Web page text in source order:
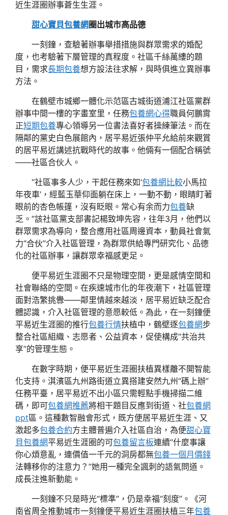
近生涯圈辦事蒼生生涯。
甜心寶貝包養網 圈出城市高品德
一刻鐘，查驗著辦事舉措措施與群眾需求的婚配
度，也考驗著下層管理的真程度。社區千絲萬縷的題
目，需求長期包養想方設法往求解，與時俱進立異辦事
方法。
在鶴壁市城鄉一體化示范區古城街道浦江社區黨群
辦事中間一樓的字畫室里，任務包養網心得職員何鵬霄
正短期包養專心領導另一位書法喜好者操練筆法。而在
隔鄰的黨史白色展館內，居平易近張仲平允給前來觀賞
的居平易近講述抗戰時代的故事。他倆有一個配合稱號
——社區合伙人。
“社區事多人少，干起任務來如‘包養網比較小馬拉
年夜車’，經藍玉華仰面躺在床上，一動不動，眼睛盯著
眼前的杏色帳篷，沒有眨眼。常心有余而力包養缺
乏。”該社區黨支部書記楊致坤先容，往年3月，他們以
群眾需求為導向，整合應用社區周邊資本，動員社會氣
力“合伙”介入社區管理，為群眾供給專門研究化、品德
化的社區辦事，讓群眾幸福感更足。
便平易近生涯圈不只是物理空間，更是感情空間和
社會聯絡的空間。在疾速城市化的年夜潮下，社區管理
面對浩繁挑釁——鄰里情越來越淡，居平易近缺乏配合
體認識，介入社區管理的意愿較低。為此，在一刻鐘便
平易近生涯圈的推行包養行情扶植中，鶴壁逐包養網步
整合社區組織、志愿者、公益資本，促使構成“共治共
享”的管理生態。
在數字時期，便平易近生涯圈扶植異樣離不開智能
化支持。淇濱區九州路街道立異搭建安然九州“碼上辦”
任務平臺，居平易近不出小區只需輕點手機掃描二維
碼，即可包養網推薦將相干題目反應到街道、社包養網
ppt區。這種數智融會形式，既方便居平易近生涯、又
激起多包養合約方主體普遍介入社區自治，為便甜心寶
貝包養網平易近生涯圈的可包養留言板連續“什麼事讓
你心煩意亂，連價值一千元的洞房都無包養一個月價錢
法轉移你的注意力？”她用一種完全諷刺的語氣問道。
成長注進新動能。
一刻鐘不只是時光“標準”，仍是幸福“刻度”。《河
南省周全推動城市一刻鐘便平易近生涯圈扶植三年包養